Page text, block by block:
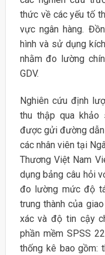
thức về các yếu tố
vực ngân hàng.
hình và sử dụng
nhằm đo lường
GDV.
Nghiên cứu định
thu thập qua khảo
được gửi đường
các nhân viên tại
Thương Việt Nam
dụng bảng câu hỏi
đo lường mức độ
trung thành của
xác và độ tin cậy
phần mềm SPSS
thống kê bao gồm: